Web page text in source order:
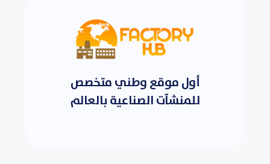
أول موقع وطني متخصص
للمنشآت الصناعية بالعالم